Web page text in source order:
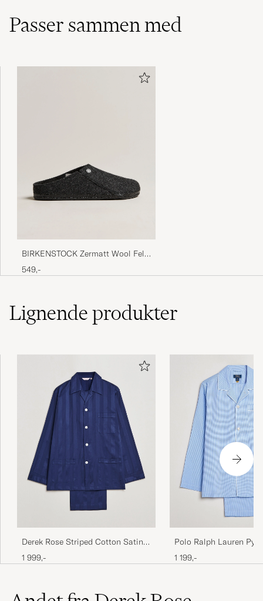
Passer sammen med
BIRKENSTOCK Zermatt Wool Felt
Anthracite
549,-
Lignendeprodukter
Derek Rose Striped Cotton Satin
Pyjama Set Navy
1 999,-
Polo Ralph Lauren
Mini Gingham Blue
1 199,-